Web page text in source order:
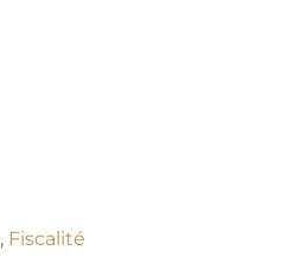
, Fiscalité